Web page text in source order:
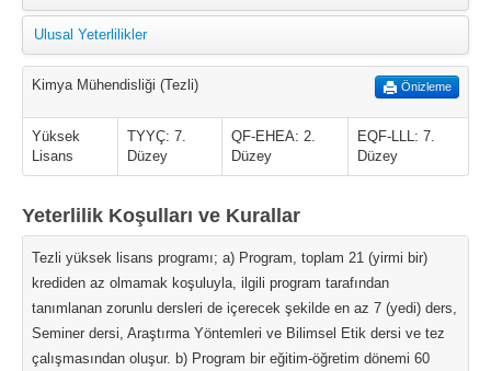
Ulusal Yeterlilikler
Kimya Mühendisliği (Tezli) Önizleme
Yüksek
Lisans
TYYÇ: 7.
Düzey
QF-EHEA: 2.
Düzey
EQF-LLL: 7.
Düzey
Yeterlilik Koşulları ve Kurallar
Tezli yüksek lisans programı; a) Program, toplam 21 (yirmi bir)
krediden az olmamak koşuluyla, ilgili program tarafından
tanımlanan zorunlu dersleri de içerecek şekilde en az 7 (yedi) ders,
Seminer dersi, Araştırma Yöntemleri ve Bilimsel Etik dersi ve tez
çalışmasından oluşur. b) Program bir eğitim-öğretim dönemi 60